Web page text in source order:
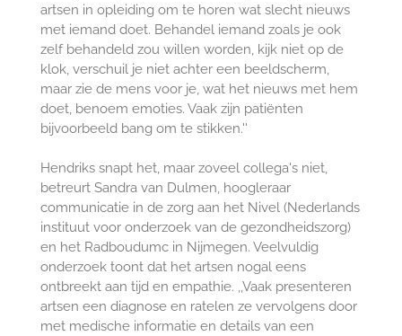
artsen in opleiding om te horen wat slecht nieuws
met iemand doet. Behandel iemand zoals je ook
zelf behandeld zou willen worden, kijk niet op de
klok, verschuil je niet achter een beeldscherm,
maar zie de mens voor je, wat het nieuws met hem
doet, benoem emoties. Vaak zijn patiënten
bijvoorbeeld bang om te stikken.''
Hendriks snapt het, maar zoveel collega's niet,
betreurt Sandra van Dulmen, hoogleraar
communicatie in de zorg aan het Nivel (Nederlands
instituut voor onderzoek van de gezondheidszorg)
en het Radboudumc in Nijmegen. Veelvuldig
onderzoek toont dat het artsen nogal eens
ontbreekt aan tijd en empathie. ,,Vaak presenteren
artsen een diagnose en ratelen ze vervolgens door
met medische informatie en details van een